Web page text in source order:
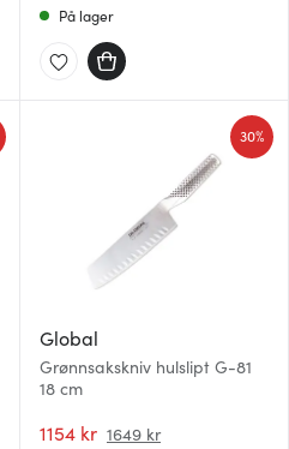
På lager
Global
Grønnsakskniv hulslipt G-81
18 cm
1154 kr 1649 kr
30%